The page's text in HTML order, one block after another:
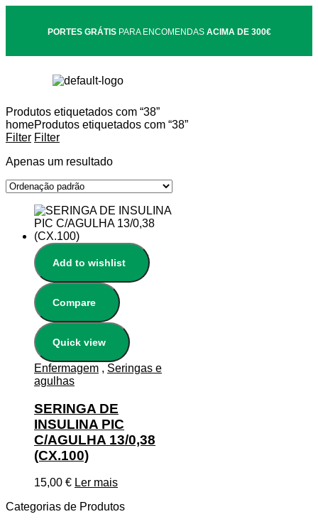
PORTES GRÁTISPARA ENCOMENDAS ACIMA DE 300€
Produtos etiquetados com “38”
homeProdutos etiquetados com “38”
Filter Filter
Apenas um resultado
Add to wishlist
Compare
Quick view
Enfermagem , Seringas e
agulhas
SERINGA DE
INSULINA PIC
C/AGULHA 13/0,38
(CX.100)
15,00 € Ler mais
Categorias de Produtos